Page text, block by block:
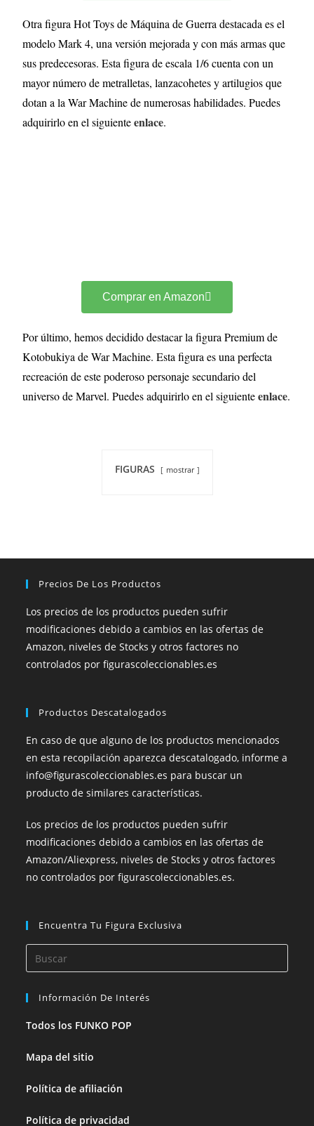
Otra figura Hot Toys de Máquina de Guerra destacada es el
modelo Mark 4, una versión mejorada y con más armas que
sus predecesoras. Esta figura de escala 1/6 cuenta con un
mayor número de metralletas, lanzacohetes y artilugios que
dotan a la War Machine de numerosas habilidades. Puedes
adquirirlo en el siguienteenlace.
Comprar en Amazon
Por último, hemos decidido destacar la figura Premium de
Kotobukiya de War Machine. Esta figura es una perfecta
recreación de este poderoso personaje secundario del
universo de Marvel. Puedes adquirirlo en el siguienteenlace.
FIGURAS mostrar
Precios De Los Productos
Los precios de los productos pueden sufrir
modificaciones debido a cambios en las ofertas de
Amazon, niveles de Stocks y otros factores no
controlados por figurascoleccionables.es
Productos Descatalogados
En caso de que alguno de los productos mencionados
en esta recopilación aparezca descatalogado, informe a
info@figurascoleccionables.es para buscar un
producto de similares características.
Los precios de los productos pueden sufrir
modificaciones debido a cambios en las ofertas de
Amazon/Aliexpress, niveles de Stocks y otros factores
no controlados por figurascoleccionables.es.
Encuentra Tu Figura Exclusiva
Información De Interés
Todos los FUNKO POP
Mapa del sitio
Política de afiliación
Política de privacidad